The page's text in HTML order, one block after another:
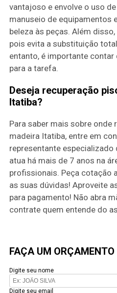
vantajoso e envolve o uso
manuseio de equipamentos
beleza às peças. Além
pois evita a substituição
entanto, é importante contar
para a tarefa.
Deseja recuperação
Itatiba?
Para saber mais sobre onde
madeira Itatiba, entre em
representante especializado
atua há mais de 7 anos na
profissionais. Peça cotação
as suas dúvidas! Aproveite
para pagamento! Não abra
contrate quem entende do
FAÇA UM ORÇAMENTO
Digite seu nome
Digite seu email